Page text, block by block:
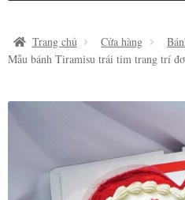
Trang chủ Cửa hàng
Mẫu bánh Tiramisu trái tim trang trí